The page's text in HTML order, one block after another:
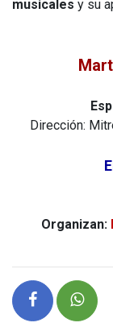
musicales y su
Dirección:
Organizan: